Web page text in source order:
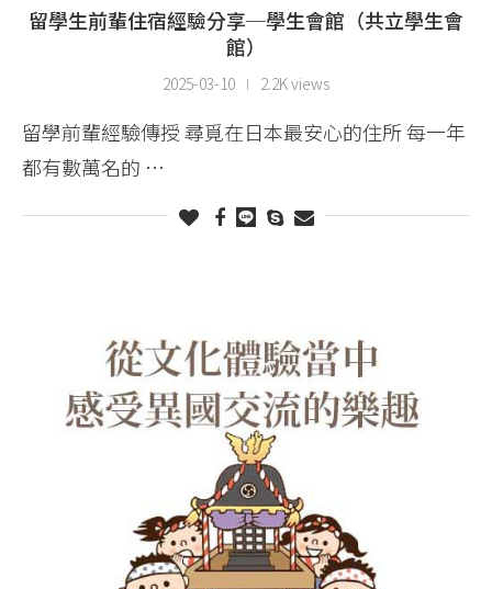
留學生前輩住宿經驗分享─學生會館（共立學生會
館）
2025-03-10 2.2K views
留學前輩經驗傳授 尋覓在日本最安心的住所 每一年
都有數萬名的 …